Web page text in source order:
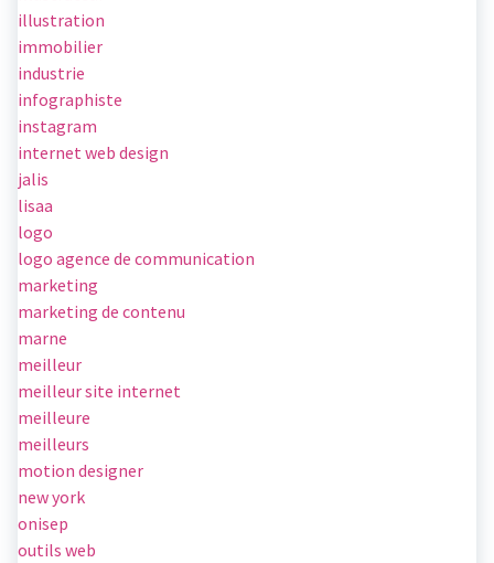
illustration
immobilier
industrie
infographiste
instagram
internet web design
jalis
lisaa
logo
logo agence de communication
marketing
marketing de contenu
marne
meilleur
meilleur site internet
meilleure
meilleurs
motion designer
new york
onisep
outils web